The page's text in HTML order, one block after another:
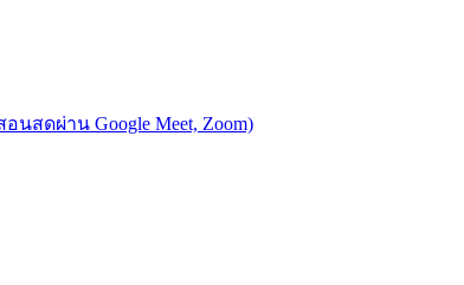
สดผ่าน Google Meet, Zoom)